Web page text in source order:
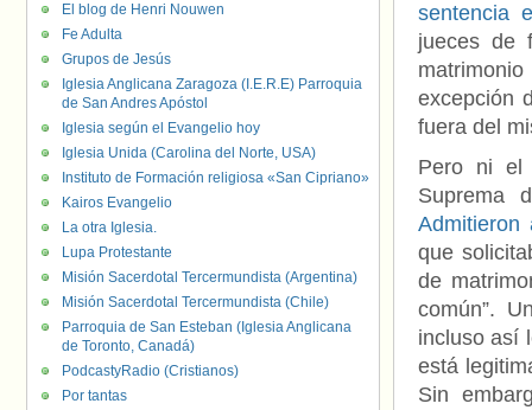
sentencia
jueces de
excepción
fuera del
Pero ni el
Suprema
Admitieron
que
de
común”.
incluso así
está
Sin
El blog de Henri Nouwen
Fe Adulta
Grupos de Jesús
Iglesia Anglicana Zaragoza (I.E.R.E) Parroquia
de San Andres Apóstol
Iglesia según el Evangelio hoy
Iglesia Unida (Carolina del Norte, USA)
Instituto de Formación religiosa «San Cipriano»
Kairos Evangelio
La otra Iglesia.
Lupa Protestante
Misión Sacerdotal Tercermundista (Argentina)
Misión Sacerdotal Tercermundista (Chile)
Parroquia de San Esteban (Iglesia Anglicana
de Toronto, Canadá)
PodcastyRadio (Cristianos)
Por tantas